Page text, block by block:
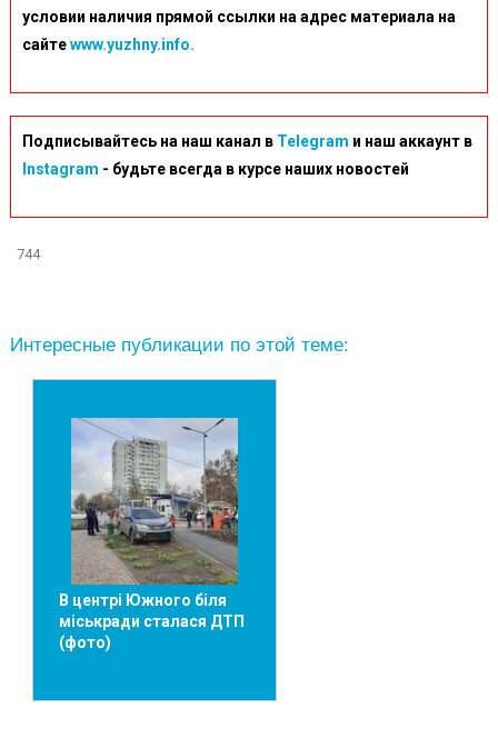
условии наличия прямой ссылки на адрес материала на
сайтеwww.yuzhny.info.
Подписывайтесь на наш канал в Telegram и наш аккаунт в
Instagram - будьте всегда в курсе наших новостей
744
Интересные публикации по этой теме:
В центрі Южного біля
міськради сталася ДТП
(фото)